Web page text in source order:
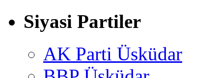
Siyasi Partiler
AK Parti Üsküdar